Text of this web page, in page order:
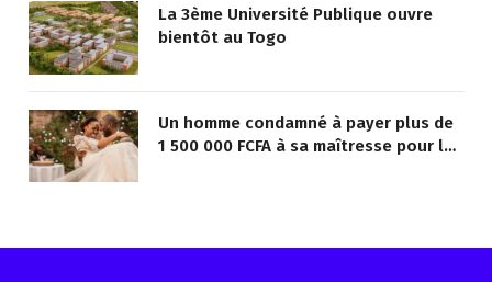
La 3ème Université Publique ouvre
bientôt au Togo
Un homme condamné à payer plus de
1 500 000 FCFA à sa maîtresse pour lui